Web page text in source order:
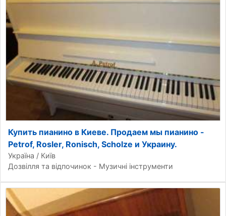
Купить пианино в Киеве. Продаем мы пианино -
Petrof, Rosler, Ronisch, Scholze и Украину.
Україна / Київ
Дозвілля та відпочинок - Музичні інструменти